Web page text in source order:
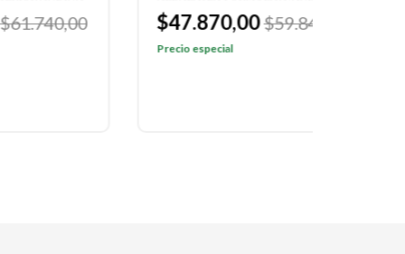
$47.870,00$59.840,00
Precio especial